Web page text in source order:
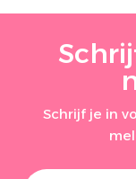
Schrijf je in